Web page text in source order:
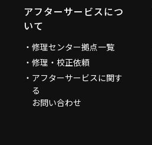
アフターサービスにつ
いて
修理センター拠点一覧
修理・校正依頼
アフターサービスに関す
る
お問い合わせ